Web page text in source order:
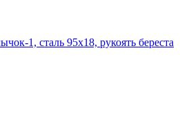
1, сталь 95х18, рукоять береста